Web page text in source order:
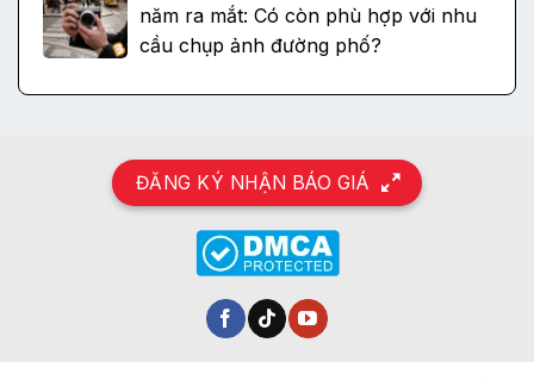
năm ra mắt: Có còn phù hợp với nhu
cầu chụp ảnh đường phố?
ĐĂNG KÝ NHẬN BÁO GIÁ